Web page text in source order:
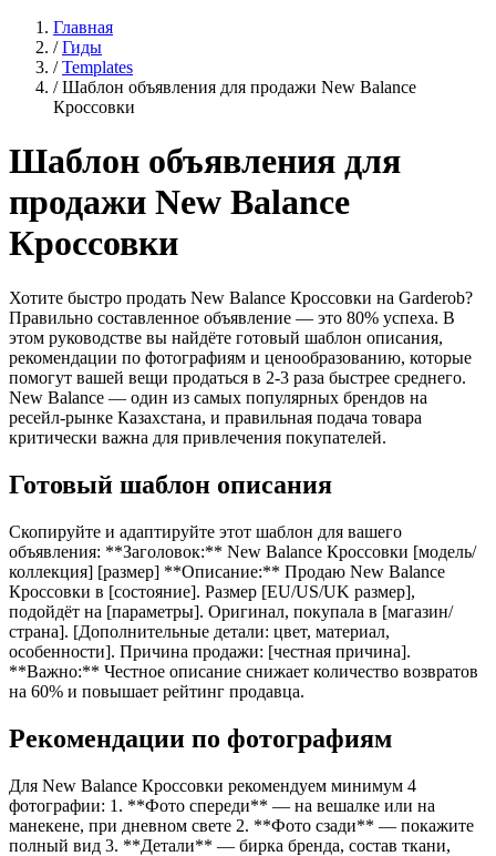
Главная
/ Гиды
/ Templates
/ Шаблон объявления для продажи New Balance
Кроссовки
Шаблон объявления для
продажи New Balance
Кроссовки
Хотите быстро продать New Balance Кроссовки на Garderob?
Правильно составленное объявление — это 80% успеха. В
этом руководстве вы найдёте готовый шаблон описания,
рекомендации по фотографиям и ценообразованию, которые
помогут вашей вещи продаться в 2-3 раза быстрее среднего.
New Balance — один из самых популярных брендов на
ресейл-рынке Казахстана, и правильная подача товара
критически важна для привлечения покупателей.
Готовый шаблон описания
Скопируйте и адаптируйте этот шаблон для вашего
объявления: **Заголовок:** New Balance Кроссовки [модель/
коллекция] [размер] **Описание:** Продаю New Balance
Кроссовки в [состояние]. Размер [EU/US/UK размер],
подойдёт на [параметры]. Оригинал, покупала в [магазин/
страна]. [Дополнительные детали: цвет, материал,
особенности]. Причина продажи: [честная причина].
**Важно:** Честное описание снижает количество возвратов
на 60% и повышает рейтинг продавца.
Рекомендации по фотографиям
Для New Balance Кроссовки рекомендуем минимум 4
фотографии: 1. **Фото спереди** — на вешалке или на
манекене, при дневном свете 2. **Фото сзади** — покажите
полный вид 3. **Детали** — бирка бренда, состав ткани,